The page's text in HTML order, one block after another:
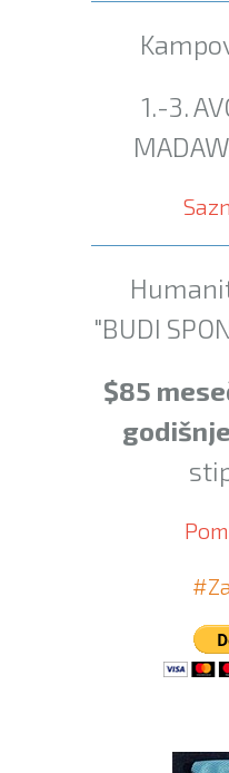
1.-3.
"BUDI
$85
godišnje